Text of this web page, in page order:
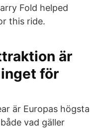
Fold helped
this ride.
är
inget för
är Europas högsta
vad gäller